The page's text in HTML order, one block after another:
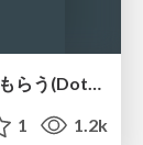
ScalaのコンパイラにFizzBuzzを解いてもらう(Dottyもあるよ)
1 1.2k